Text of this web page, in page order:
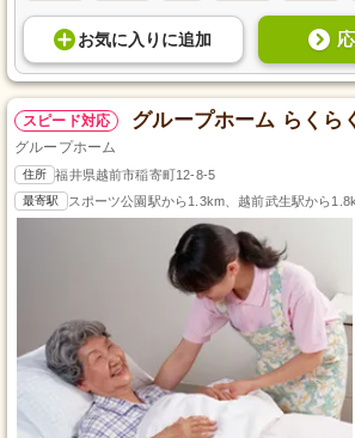
お気に入り に追加
スピード対応 グループホーム らくら
グループホーム
住所 福井県越前市稲寄町12-8-5
最寄駅 スポーツ公園駅から1.3km、越前武生駅から